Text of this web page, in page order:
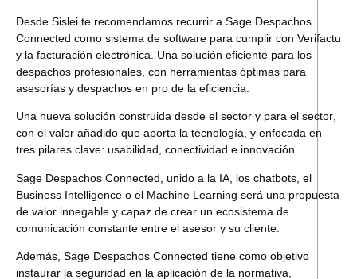
Desde Sislei te recomendamos recurrir a Sage Despachos
Connected como sistema de software para cumplir con Verifactu
y la facturación electrónica. Una solución eficiente para los
despachos profesionales, con herramientas óptimas para
asesorías y despachos en pro de la eficiencia.
Una nueva solución construida desde el sector y para el sector
con el valor añadido que aporta la tecnología, y enfocada en
tres pilares clave: usabilidad, conectividad e innovación.
Sage Despachos Connected, unido a la IA, los chatbots, el
Business Intelligence o el Machine Learning será una propuesta
de valor innegable y capaz de crear un ecosistema de
comunicación constante entre el asesor y su cliente.
Además, Sage Despachos Connected tiene como objetivo
instaurar la seguridad en la aplicación de la normativa